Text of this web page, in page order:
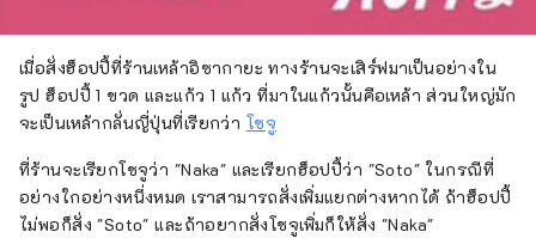
เมื่อสั่งฮ็อปปี้ที่ร้านเหล้าอิซากายะ ทางร้านจะเสิร์ฟมาเป็นอย่างใน
รูป ฮ็อปปี้ 1 ขวด และแก้ว 1 แก้ว ที่มาในแก้วนั้นคือเหล้า ส่วนใหญ่มัก
จะเป็นเหล้ากลั่นญี่ปุ่นที่เรียกว่า โชจู
ที่ร้านจะเรียกโชจูว่า "Naka" และเรียกฮ็อปปี้ว่า "Soto" ในกรณีที่
อย่างใกอย่างหนึ่งหมด เราสามารถสั่งเพิ่มแยกต่างหากได้ ถ้าฮ็อปปี้
ไม่พอก็สั่ง "Soto" และถ้าอยากสั่งโชจูเพิ่มก็ให้สั่ง "Naka"